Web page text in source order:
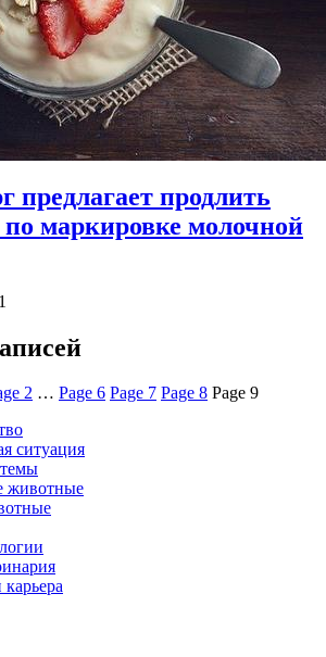
предлагает продлить
по маркировке молочной
2 … Page 6 Page 7 Page 8 Page 9
ситуация
животные